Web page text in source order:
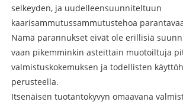
selkeyden, ja uudelleensuunniteltuun
kaarisammutussammutustehoa
Nämä parannukset eivät ole erillisiä
vaan pikemminkin asteittain muotoiltuja
valmistuskokemuksen ja todellisten
perusteella.
Itsenäisen tuotantokyvyn omaavana